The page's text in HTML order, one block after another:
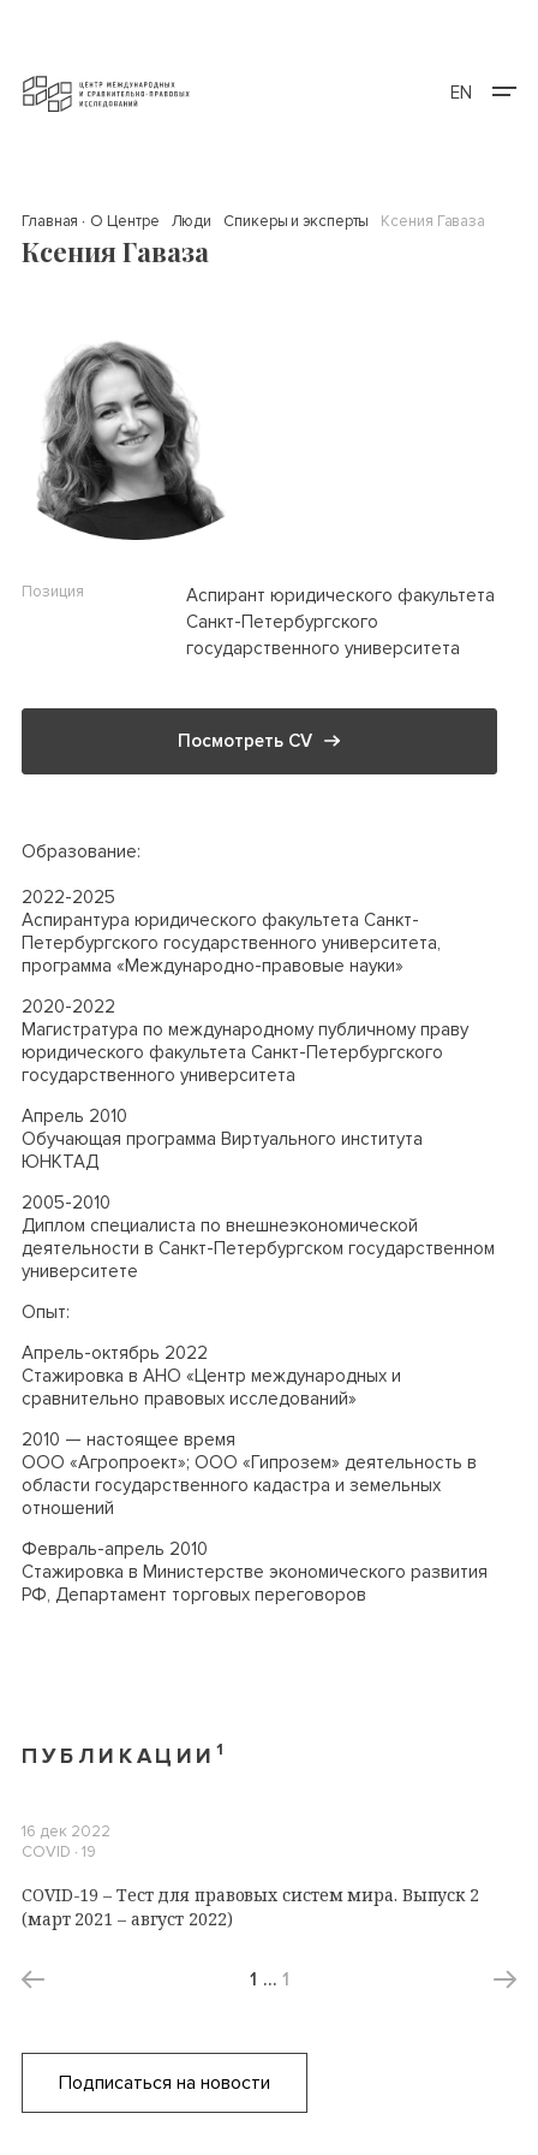
EN
Главная О Центре Люди Спикеры и эксперты Ксения Гаваза
Образование:
2022-2025
Аспирантура юридического факультета Санкт-
Петербургского государственного университета,
программа «Международно-правовые науки»
2020-2022
Магистратура по международному публичному праву
юридического факультета Санкт-Петербургского
государственного университета
Апрель 2010
Обучающая программа Виртуального института
ЮНКТАД
2005-2010
Диплом специалиста по внешнеэкономической
деятельности в Санкт-Петербургском государственном
университете
Опыт:
Апрель-октябрь 2022
Стажировка в АНО «Центр международных и
сравнительно правовых исследований»
2010 — настоящее время
ООО «Агропроект»; ООО «Гипрозем» деятельность в
области государственного кадастра и земельных
отношений
Февраль-апрель 2010
Стажировка в Министерстве экономического развития
РФ, Департамент торговых переговоров
Ксения Гаваза
Позиция
Аспирант юридического факультета
Санкт-Петербургского
государственного университета
Посмотреть CV
ПУБЛИКАЦИИ 1
16 дек 2022
COVID ∙ 19
COVID-19 – Тест для правовых систем мира. Выпуск 2
(март 2021 – август 2022)
1 … 1
Подписаться на новости